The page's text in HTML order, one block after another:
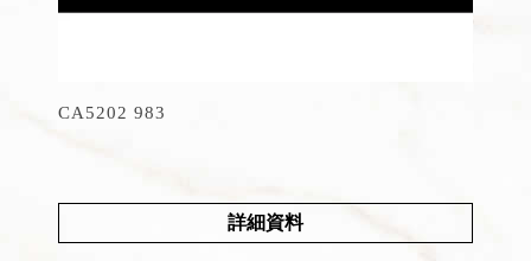
CA5202 983
詳細資料